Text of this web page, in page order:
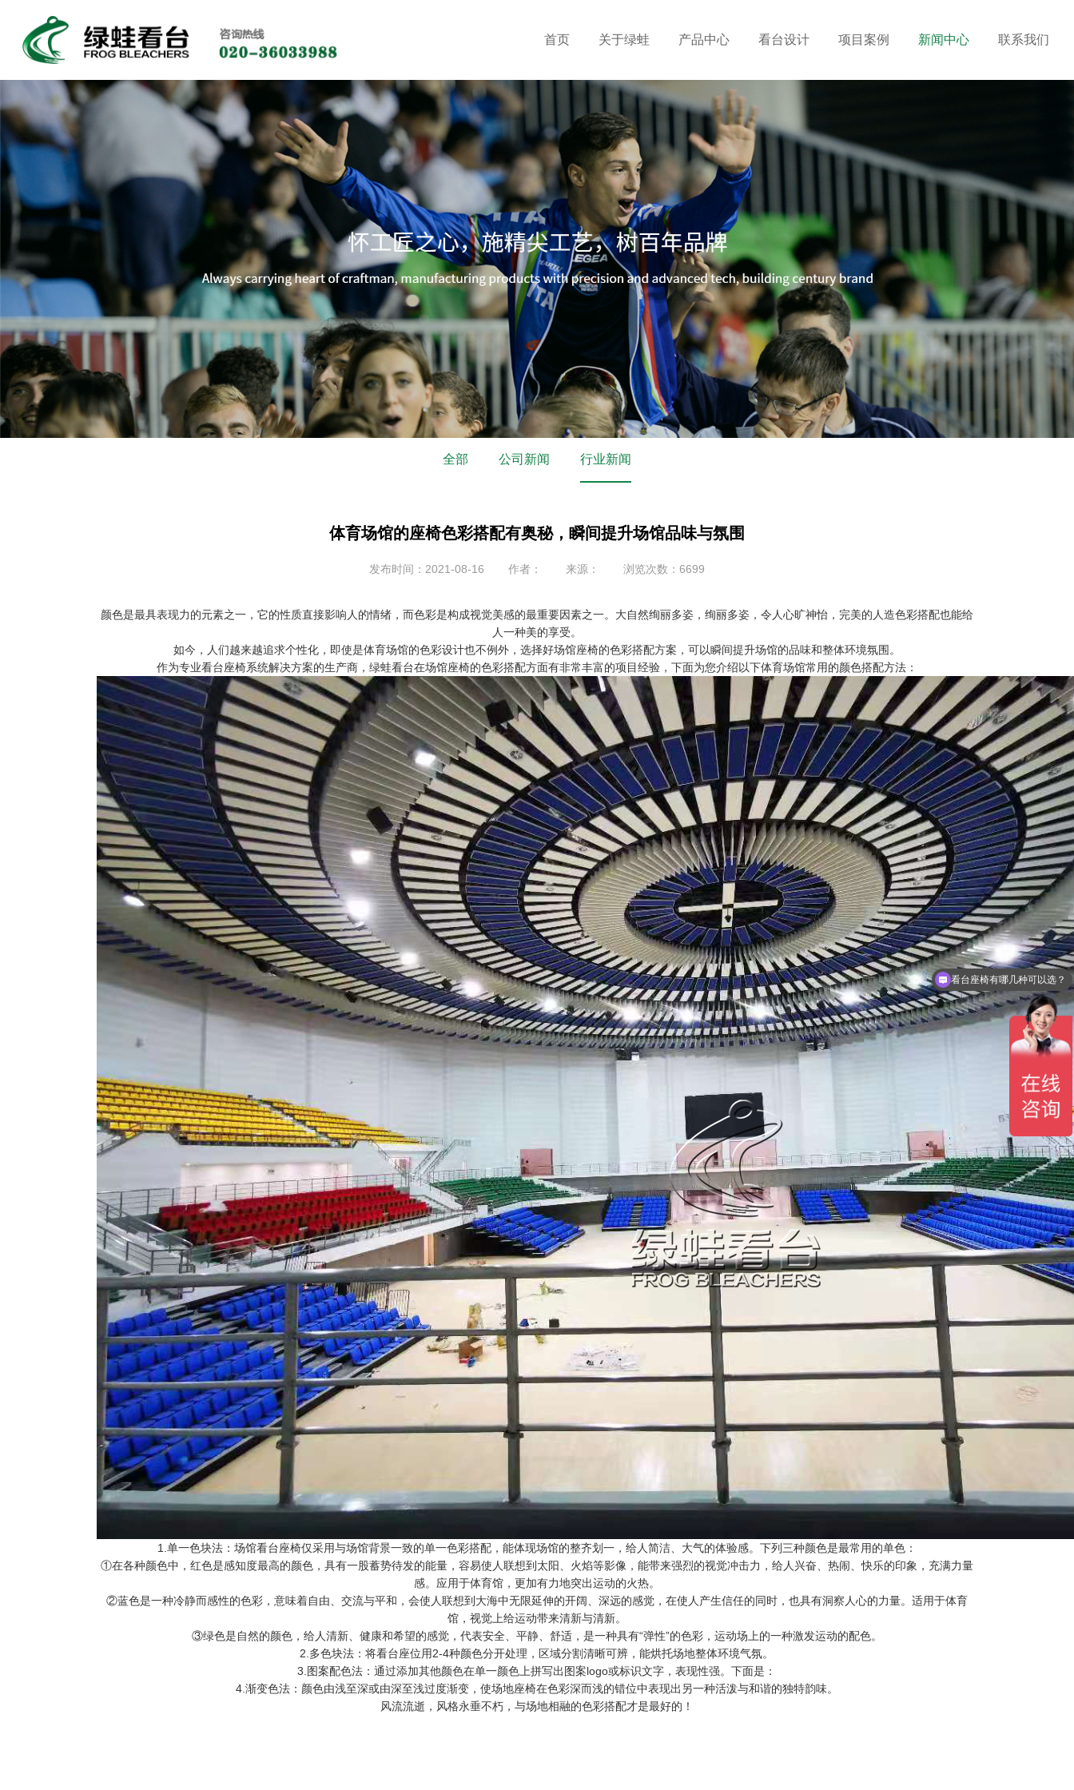
首页 关于绿蛙 产品中心 看台设计 项目案例 新闻中心 联系我们
全部 公司新闻 行业新闻
体育场馆的座椅色彩搭配有奥秘，瞬间提升场馆品味与氛围
发布时间：2021-08-16 作者： 来源： 浏览次数：6699
颜色是最具表现力的元素之一，它的性质直接影响人的情绪，而色彩是构成视觉美感的最重要因素之一。大自然绚丽多姿，绚丽多姿，令人心旷神怡，完美的人造色彩搭配也能给
人一种美的享受。
如今，人们越来越追求个性化，即使是体育场馆的色彩设计也不例外，选择好场馆座椅的色彩搭配方案，可以瞬间提升场馆的品味和整体环境氛围。
作为专业看台座椅系统解决方案的生产商， 绿蛙看台在场馆座椅的色彩搭配方面有非常丰富的项目经验，下面为您介绍以下体育场馆常用的颜色搭配方法：
1.单一色块法：场馆看台座椅仅采用与场馆背景一致的单一色彩搭配，能体现场馆的整齐划一，给人简洁、大气的体验感。下列三种颜色是最常用的单色：
①在各种颜色中，红色是感知度最高的颜色，具有一股蓄势待发的能量，容易使人联想到太阳、火焰等影像，能带来强烈的视觉冲击力，给人兴奋、热闹、快乐的印象，充满力量
感。应用于体育馆，更加有力地突出运动的火热。
②蓝色是一种冷静而感性的色彩，意味着自由、交流与平和，会使人联想到大海中无限延伸的开阔、深远的感觉，在使人产生信任的同时，也具有洞察人心的力量。适用于体育
馆，视觉上给运动带来清新与清新。
③绿色是自然的颜色，给人清新、健康和希望的感觉，代表安全、平静、舒适，是一种具有“弹性”的色彩，运动场上的一种激发运动的配色。
2.多色块法：将看台座位用2-4种颜色分开处理，区域分割清晰可辨，能烘托场地整体环境气氛。
3.图案配色法：通过添加其他颜色在单一颜色上拼写出图案logo或标识文字，表现性强。下面是：
4.渐变色法：颜色由浅至深或由深至浅过度渐变，使场地座椅在色彩深而浅的错位中表现出另一种活泼与和谐的独特韵味。
风流流逝，风格永垂不朽，与场地相融的色彩搭配才是最好的！
做一套看台座椅要多少钱？